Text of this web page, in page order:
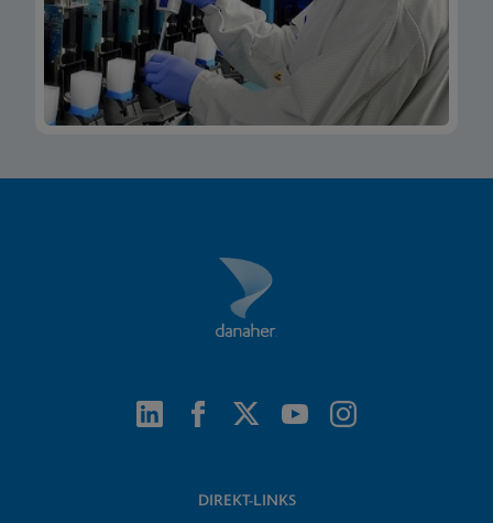
DIREKT-LINKS